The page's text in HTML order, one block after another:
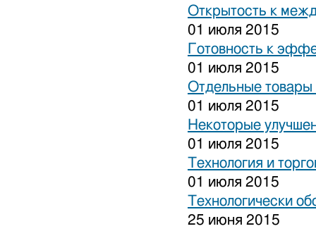
Открытость к
01 июля 2015
Готовность к
01 июля 2015
Отдельные товары
01 июля 2015
Некоторые
01 июля 2015
Технология и
01 июля 2015
Технологически
25 июня 2015